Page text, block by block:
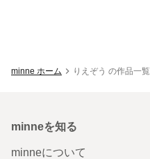
minne ホーム りえぞう の作品一覧
minneを知る
minneについて